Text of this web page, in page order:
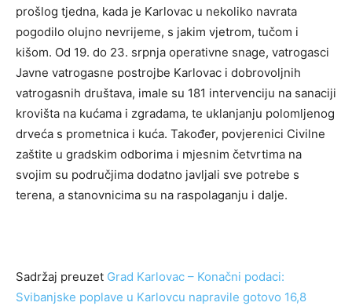
prošlog tjedna, kada je Karlovac u nekoliko navrata
pogodilo olujno nevrijeme, s jakim vjetrom, tučom i
kišom. Od 19. do 23. srpnja operativne snage, vatrogasci
Javne vatrogasne postrojbe Karlovac i dobrovoljnih
vatrogasnih društava, imale su 181 intervenciju na sanaciji
krovišta na kućama i zgradama, te uklanjanju polomljenog
drveća s prometnica i kuća. Također, povjerenici Civilne
zaštite u gradskim odborima i mjesnim četvrtima na
svojim su područjima dodatno javljali sve potrebe s
terena, a stanovnicima su na raspolaganju i dalje.
Sadržaj preuzet Grad Karlovac – Konačni podaci:
Svibanjske poplave u Karlovcu napravile gotovo 16,8